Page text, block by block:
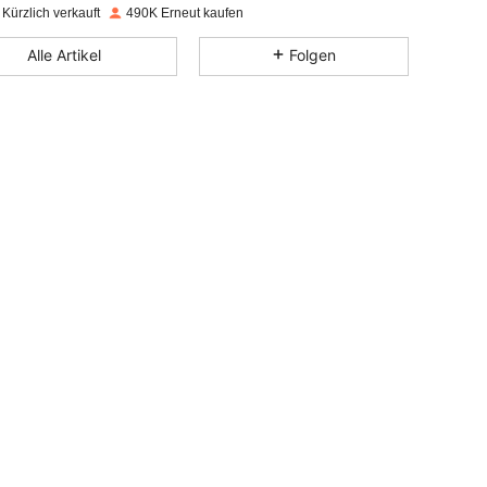
Kürzlich verkauft 490K Erneut kaufen
Alle Artikel Folgen